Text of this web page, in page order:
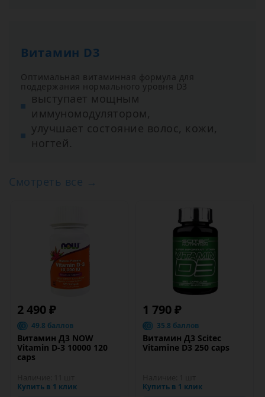
Витамин D3
Оптимальная витаминная формула для
поддержания нормального уровня D3
выступает мощным
иммуномодулятором,
улучшает состояние волос, кожи,
ногтей.
Смотреть все →
2 490 ₽
49.8 баллов
Витамин Д3 NOW
Vitamin D-3 10000 120
caps
Купить в 1 клик
1 790 ₽
35.8 баллов
Витамин Д3 Scitec
Vitamine D3 250 caps
Купить в 1 клик